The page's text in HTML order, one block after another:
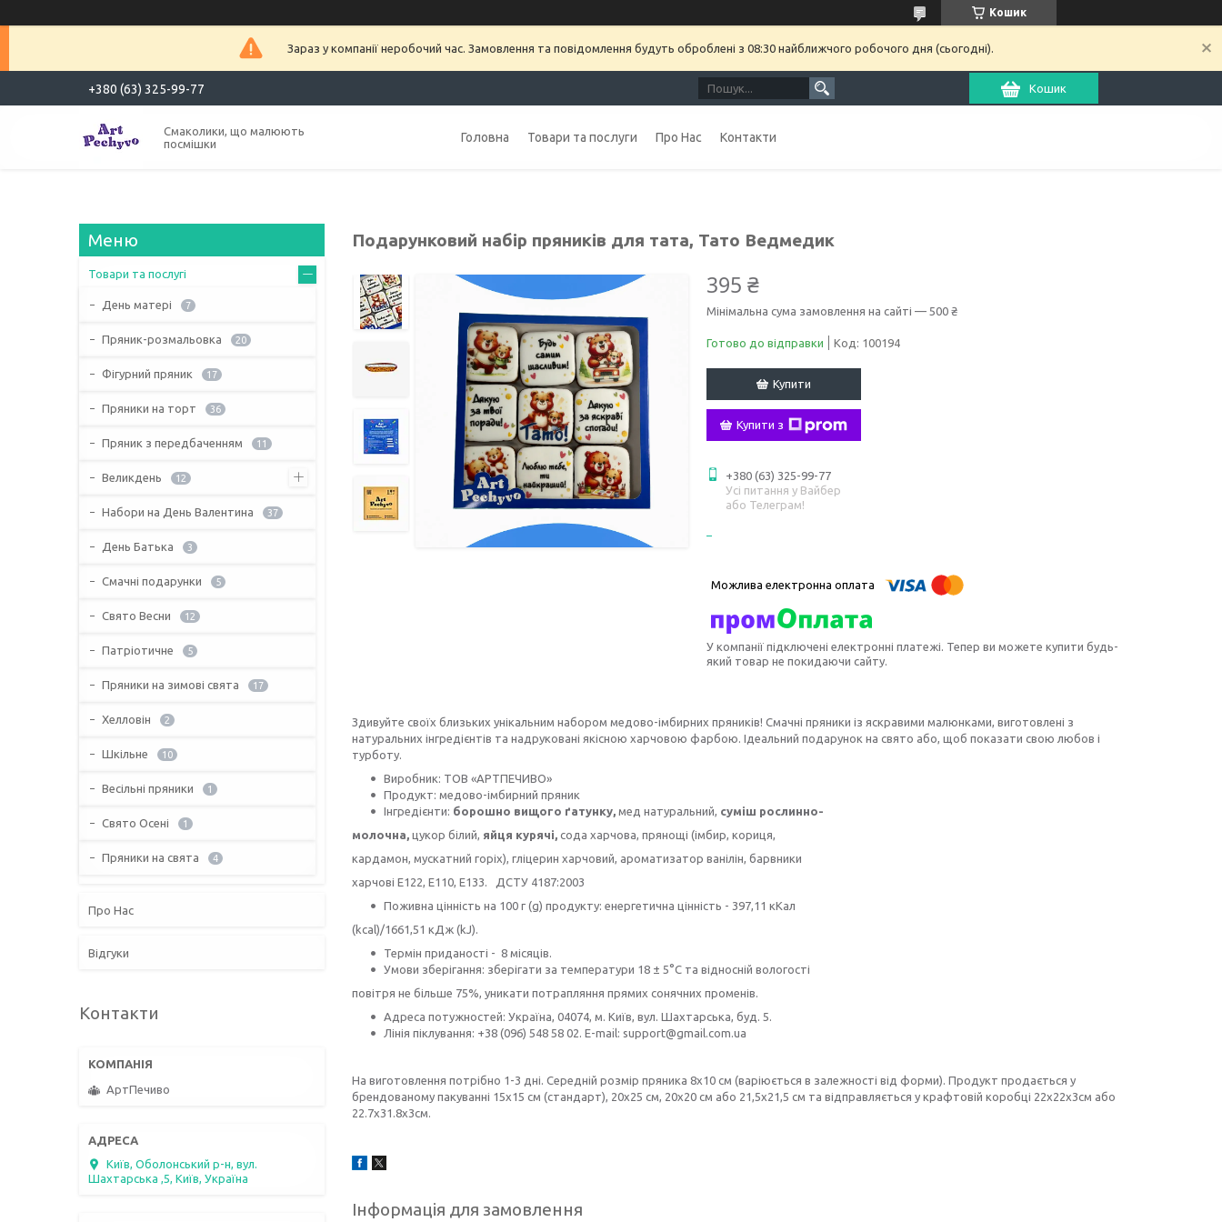
Кошик
Зараз у компанії неробочий час. Замовлення та повідомлення будуть оброблені з 08:30 найближчого робочого дня (сьогодні).
+380 (63) 325-99-77 Кошик
Смаколики, що малюють
посмішки
Головна Товари та послуги Про Нас Контакти
Подарунковий набір пряників для тата, Тато Ведмедик
395 ₴
Мінімальна сума замовлення на сайті — 500 ₴
Готово до відправки Код: 100194
Купити
Купити з
+380 (63) 325-99-77
Усі питання у Вайбер
або Телеграм!
У компанії підключені електронні платежі. Тепер ви можете купити будь-
який товар не покидаючи сайту.
Здивуйте своїх близьких унікальним набором медово-імбирних пряників! Смачні пряники із яскравими малюнками, виготовлені з
натуральних інгредієнтів та надруковані якісною харчовою фарбою. Ідеальний подарунок на свято або, щоб показати свою любов і
турботу.
Виробник: ТОВ «АРТПЕЧИВО»
Продукт: медово-імбирний пряник
Інгредієнти: борошно вищого ґатунку, мед натуральний, суміш рослинно-
молочна, цукор білий, яйця курячі, сода харчова, прянощі (імбир, кориця,
кардамон, мускатний горіх), гліцерин харчовий, ароматизатор ванілін, барвники
харчові Е122, E110, E133. ДСТУ 4187:2003
Поживна цінність на 100 г (g) продукту: енергетична цінність - 397,11 кКал
(kcal)/1661,51 кДж (kJ).
Термін приданості - 8 місяців.
Умови зберігання: зберігати за температури 18 ± 5°C та відносній вологості
повітря не більше 75%, уникати потрапляння прямих сонячних променів.
Адреса потужностей: Україна, 04074, м. Київ, вул. Шахтарська, буд. 5.
Лінія піклування: +38 (096) 548 58 02. E-mail: support@gmail.com.ua
На виготовлення потрібно 1-3 дні. Cередній розмір пряника 8х10 см (варіюється в залежності від форми). Продукт продається у
брендованому пакуванні 15х15 см (стандарт), 20х25 см, 20х20 см або 21,5х21,5 см та відправляється у крафтовій коробці 22х22х3см або
22.7х31.8х3см.
Інформація для замовлення
Товари та послугі
День матері 7
Пряник-розмальовка 20
Фігурний пряник 17
Пряники на торт 36
Пряник з передбаченням 11
Великдень 12
Набори на День Валентина 37
День Батька 3
Смачні подарунки 5
Свято Весни 12
Патріотичне 5
Пряники на зимові свята 17
Хелловін 2
Шкільне 10
Весільні пряники 1
Свято Осені 1
Пряники на свята 4
Про Нас
Відгуки
Контакти
АртПечиво
Київ, Оболонський р-н, вул.
Шахтарська ,5, Київ, Україна